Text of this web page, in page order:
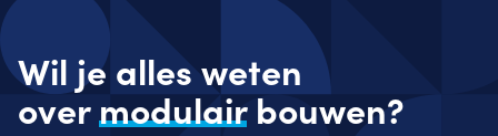
Wil je alles weten
overmodulairbouwen?